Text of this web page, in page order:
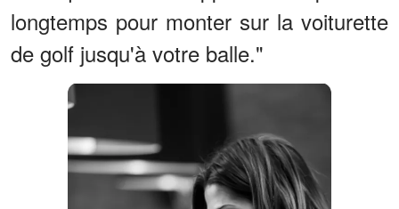
longtemps pour monter sur la voiturette
de golf jusqu'à votre balle."